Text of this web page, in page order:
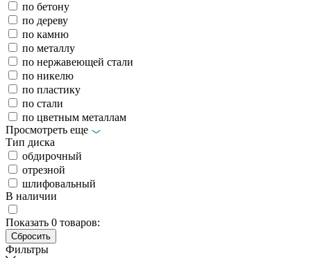
по бетону
по дереву
по камню
по металлу
по нержавеющей стали
по никелю
по пластику
по стали
по цветным металлам
Просмотреть еще
Тип диска
обдирочный
отрезной
шлифовальный
В наличии
Показать 0 товаров:
Фильтры